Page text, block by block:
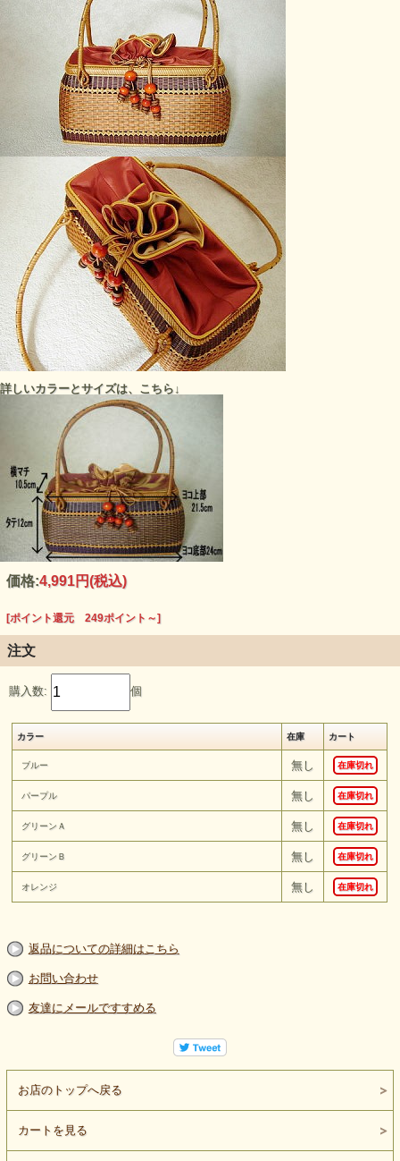
詳しいカラーとサイズは、こちら↓
価格:4,991円(税込)
[ポイント還元 249ポイント～]
注文
購入数: 個
カラー 在庫 カート
ブルー 無し 在庫切れ
パープル 無し 在庫切れ
グリーンＡ 無し 在庫切れ
グリーンＢ 無し 在庫切れ
オレンジ 無し 在庫切れ
返品についての詳細はこちら
お問い合わせ
友達にメールですすめる
お店のトップへ戻る
カートを見る